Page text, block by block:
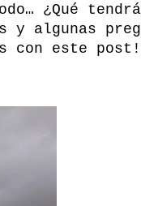
¿Qué
algunas
con este post!